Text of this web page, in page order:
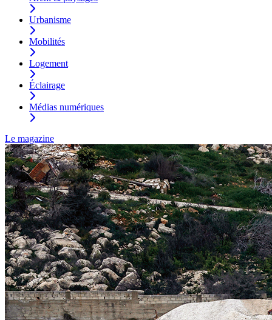
Urbanisme
Mobilités
Logement
Éclairage
Médias numériques
Le magazine